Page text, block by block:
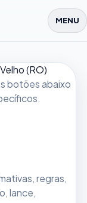
MENU
(RO)
botões abaixo
regras,
lance,